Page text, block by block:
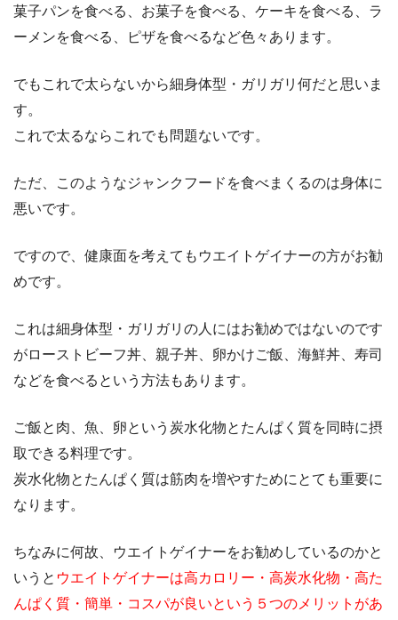
菓子パンを食べる、お菓子を食べる、ケーキを食べる、ラ
ーメンを食べる、ピザを食べるなど色々あります。
でもこれで太らないから細身体型・ガリガリ何だと思いま
す。
これで太るならこれでも問題ないです。
ただ、このようなジャンクフードを食べまくるのは身体に
悪いです。
ですので、健康面を考えてもウエイトゲイナーの方がお勧
めです。
これは細身体型・ガリガリの人にはお勧めではないのです
がローストビーフ丼、親子丼、卵かけご飯、海鮮丼、寿司
などを食べるという方法もあります。
ご飯と肉、魚、卵という炭水化物とたんぱく質を同時に摂
取できる料理です。
炭水化物とたんぱく質は筋肉を増やすためにとても重要に
なります。
ちなみに何故、ウエイトゲイナーをお勧めしているのかと
いうと ウエイトゲイナーは高カロリー・高炭水化物・高た
んぱく質・簡単・コスパが良いという５つのメリットがあ